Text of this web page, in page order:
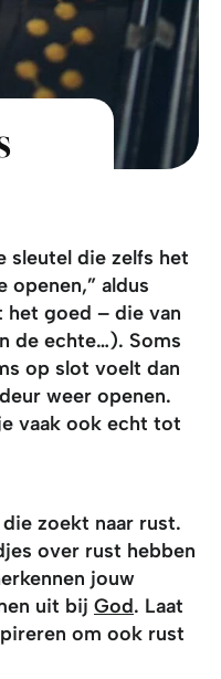
sleutel die zelfs het
openen,” aldus
het goed – die van
de echte…). Soms
op slot voelt dan
weer openen.
vaak ook echt tot
zoekt naar rust.
over rust hebben
jouw
uit bij God. Laat
om ook rust